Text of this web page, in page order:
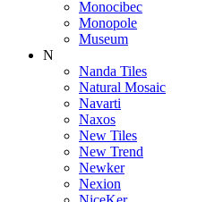
Monocibec
Monopole
Museum
N
Nanda Tiles
Natural Mosaic
Navarti
Naxos
New Tiles
New Trend
Newker
Nexion